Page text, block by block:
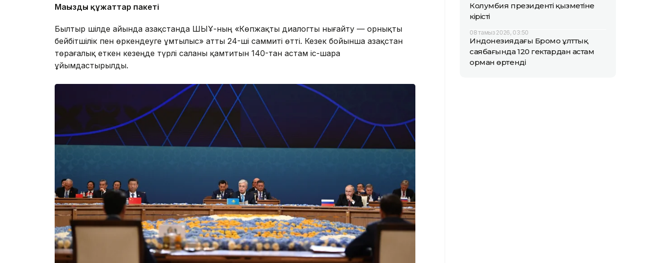
Маңызды құжаттар пакеті
Былтыр шілде айында Қазақстанда ШЫҰ-ның «Көпжақты диалогты нығайту — орнықты
бейбітшілік пен өркендеуге ұмтылыс» атты 24-ші саммиті өтті. Кезек бойынша Қазақстан
төрағалық еткен кезеңде түрлі саланы қамтитын 140-тан астам іс-шара
ұйымдастырылды.
Колумбия президенті қызметіне
кірісті
08 тамыз 2026, 03:50
Индонезиядағы Бромо ұлттық
саябағында 120 гектардан астам
орман өртенді